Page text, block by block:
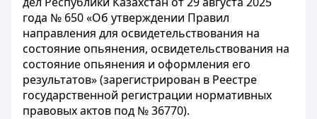
года № 650 «Об утверждении Правил
направления для освидетельствования на
состояние опьянения, освидетельствования на
состояние опьянения и оформления его
результатов» (зарегистрирован в Реестре
государственной регистрации нормативных
правовых актов под № 36770).